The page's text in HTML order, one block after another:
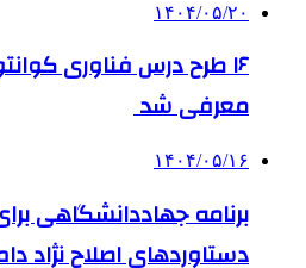
۱۴۰۴/۰۵/۲۰
معرفی شد
۱۴۰۴/۰۵/۱۶
برنامه جهاددانشگاهی
دستاوردهای اصلاح نژاد